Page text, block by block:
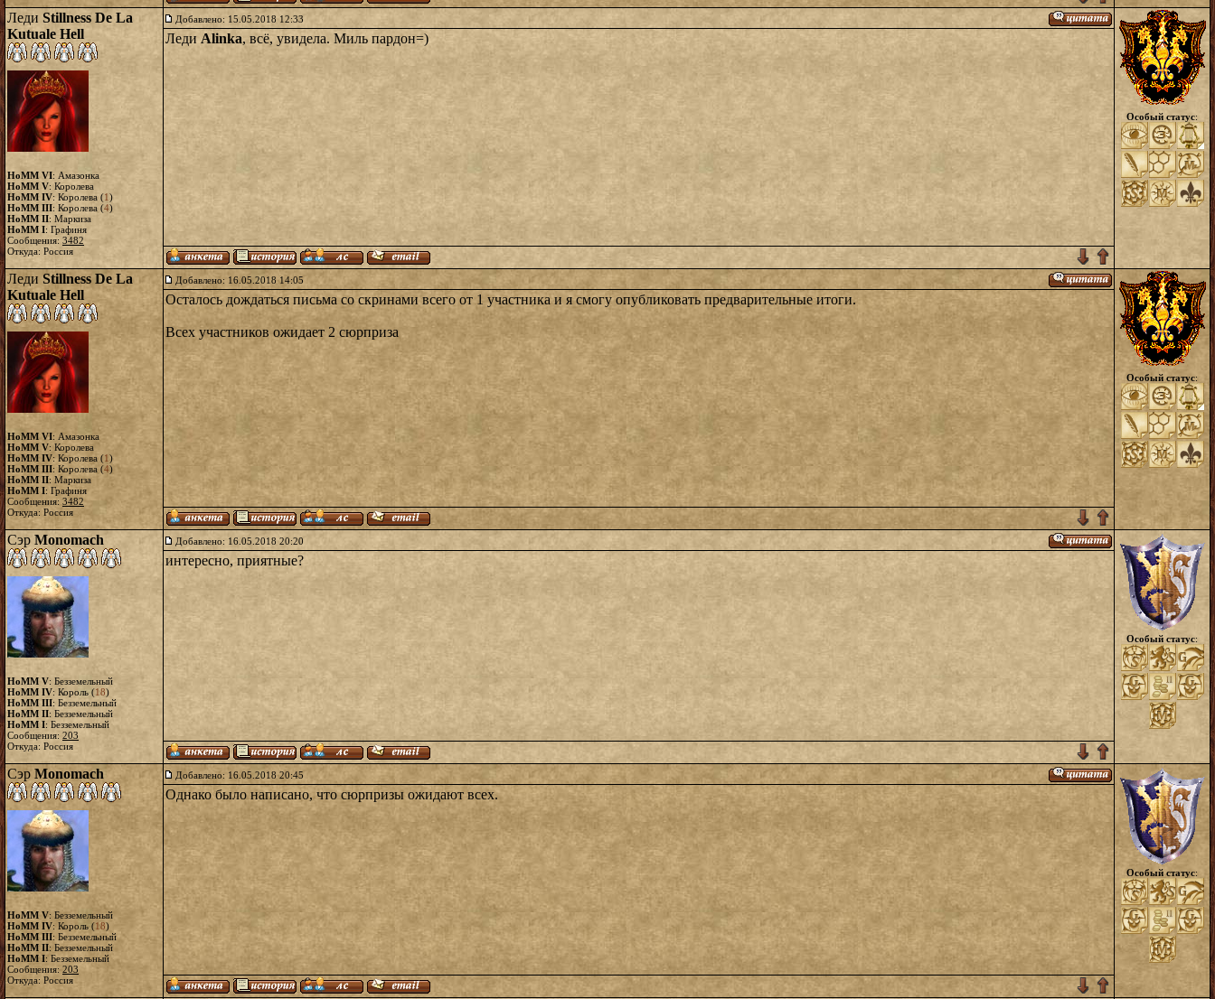
Леди Stillness De La
Kutuale Hell
HoMM VI: Амазонка
HoMM V: Королева
HoMM IV: Королева (1)
HoMM III: Королева (4)
HoMM II: Маркиза
HoMM I: Графиня
Сообщения: 3482
Откуда: Россия
Добавлено: 15.05.2018 12:33
Леди Alinka, всё, увидела. Миль пардон=)
Особый статус:
Леди Stillness De La
Kutuale Hell
HoMM VI: Амазонка
HoMM V: Королева
HoMM IV: Королева (1)
HoMM III: Королева (4)
HoMM II: Маркиза
HoMM I: Графиня
Сообщения: 3482
Откуда: Россия
Добавлено: 16.05.2018 14:05
Осталось дождаться письма со скринами всего от 1 участника и я смогу опубликовать предварительные итоги.
Всех участников ожидает 2 сюрприза
Особый статус:
Сэр Monomach
HoMM V: Безземельный
HoMM IV: Король (18)
HoMM III: Безземельный
HoMM II: Безземельный
HoMM I: Безземельный
Сообщения: 203
Откуда: Россия
Добавлено: 16.05.2018 20:20
интересно, приятные?
Особый статус:
Сэр Monomach
HoMM V: Безземельный
HoMM IV: Король (18)
HoMM III: Безземельный
HoMM II: Безземельный
HoMM I: Безземельный
Сообщения: 203
Откуда: Россия
Добавлено: 16.05.2018 20:45
Однако было написано, что сюрпризы ожидают всех.
Особый статус: